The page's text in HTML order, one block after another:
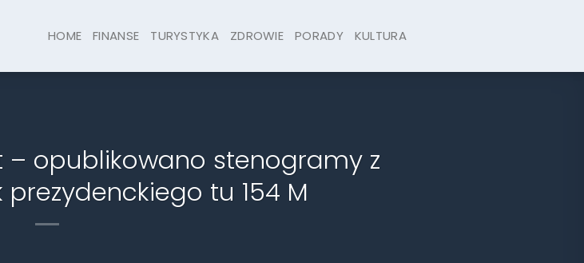
HOME FINANSE TURYSTYKA ZDROWIE PORADY KULTURA
– opublikowano stenogramy z
tu 154 M